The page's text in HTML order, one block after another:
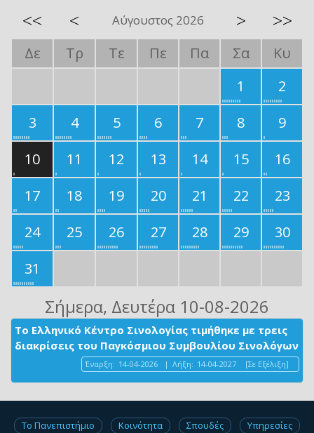
<< < Αύγουστος 2026 > >>
Δε Τρ Τε Πε Πα Σα
Κυ
1
2
3
4 5 6 7 8
9
10
11 12 13 14 15
16
17
18 19 20 21 22
23
24
25 26 27 28 29
30
31
Σήμερα, Δευτέρα 10-08-2026
Το Ελληνικό Κέντρο Σινολογίας τιμήθηκε με τρεις
διακρίσεις του Παγκόσμιου Συμβουλίου Σινολόγων
Έναρξη: 14-04-2026 | Λήξη: 14-04-2027 [Σε Εξέλιξη]
Το Πανεπιστήμιο Κοινότητα Σπουδές
Υπηρεσίες